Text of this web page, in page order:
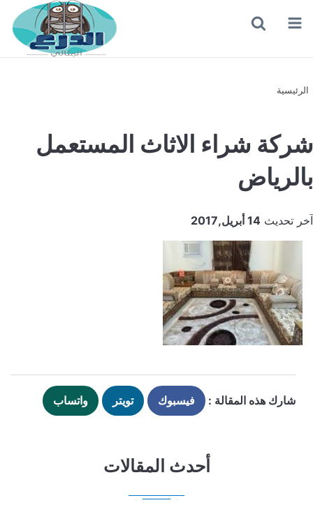
القائمة
الرئيسية
شركة شراء الاثاث المستعمل
بالرياض
آخر تحديث 14 أبريل,2017
شارك هذه المقالة : فيسبوك تويتر واتساب
أحدث المقالات